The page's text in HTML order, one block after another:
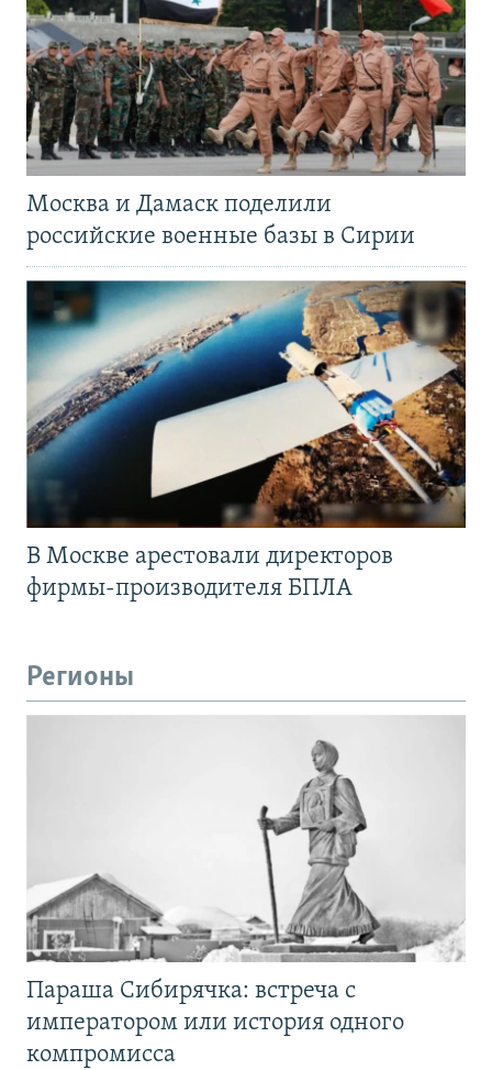
Москва и Дамаск поделили
российские военные базы в Сирии
В Москве арестовали директоров
фирмы-производителя БПЛА
Регионы
Параша Сибирячка: встреча с
императором или история одного
компромисса